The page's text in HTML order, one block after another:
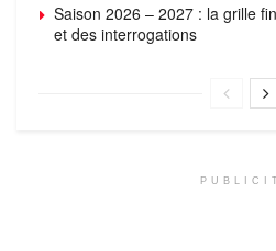
Saison 2026 – 2027 : la grille
et des interrogations